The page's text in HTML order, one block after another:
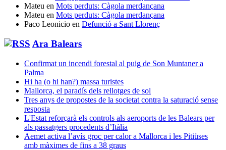
Mateu en Mots perduts: Càgola merdançana
Mateu en Mots perduts: Càgola merdançana
Paco Leonicio en Defunció a Sant Llorenç
Ara Balears
Confirmat un incendi forestal al puig de Son Muntaner a
Palma
Hi ha (o hi han?) massa turistes
Mallorca, el paradís dels rellotges de sol
Tres anys de propostes de la societat contra la saturació sense
resposta
L'Estat reforçarà els controls als aeroports de les Balears per
als passatgers procedents d’Itàlia
Aemet activa l’avís groc per calor a Mallorca i les Pitiüses
amb màximes de fins a 38 graus